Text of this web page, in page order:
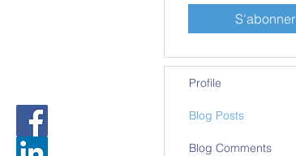
S'abonner
Profile
Blog Posts
Blog Comments